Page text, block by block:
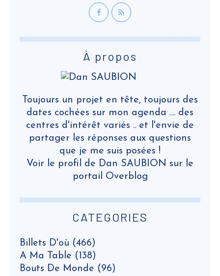
CATEGORIES
Billets D'où (466)
A Ma Table (138)
Bouts De Monde (96)
À propos
Toujours un projet en tête, toujours des
dates cochées sur mon agenda .... des
centres d'intérêt variés .. et l'envie de
partager les réponses aux questions
que je me suis posées !
Voir le profil de Dan SAUBION sur le
portail Overblog